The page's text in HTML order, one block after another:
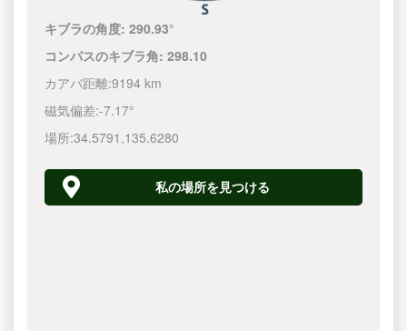
キブラの角度:290.93°
コンパスのキブラ角:298.10
カアバ距離:9194 km
磁気偏差:-7.17°
場所:34.5791 ,135.6280
私の場所を見つける